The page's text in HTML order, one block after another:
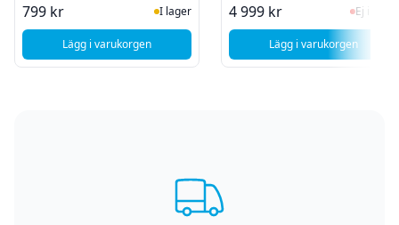
799 kr I Lager
I lager
Lägg i varukorgen, DeLock Verktygssats för nätverksinstallation
4 999 kr Ej i
Ej i lager
Lägg i varukorgen
, Audiovision